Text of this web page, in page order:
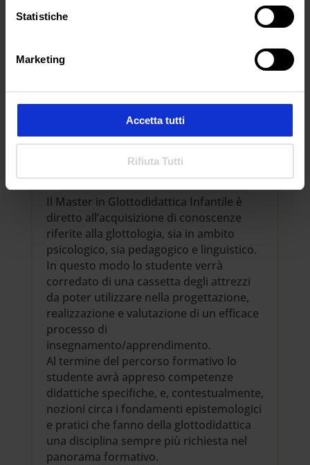
Statistiche
Marketing
Accetta tutti
Rifiuta Tutti
bisogno di salute del disabile.
OBIETTIVI
Il Master in Glottodidattica Infantile è
diretto all’acquisizione di conoscenze
riferite alla glottologia, sia in ambito
psicologico, sia pedagogico e linguistico.
In questo modo lo studente verrà
corredato di una cassetta degli attrezzi
da poter utilizzare nella progettazione,
realizzazione e valutazione di un efficace
processo di
insegnamento/apprendimento.
Al termine del percorso formativo lo
studente avrà appreso competenze
didattiche specifiche, e, contestualmente,
nozioni circa i fondamenti epistemologici
e pratici che fanno della glottodidattica
una disciplina sempre più richiesta nel
panorama formativo.